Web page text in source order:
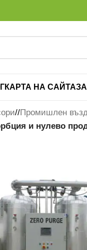
КАРТА НА САЙТА
/ Промишлен
и нулево